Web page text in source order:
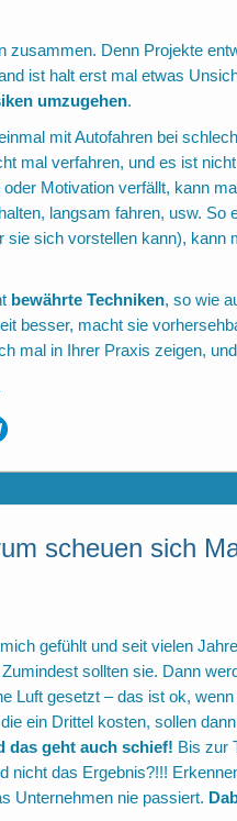
zusammen. Denn Projekte
ist halt erst mal etwas
umzugehen.
mit Autofahren bei
mal verfahren, und es ist
Motivation verfällt, kann
langsam fahren, usw. So
sich vorstellen kann), kann
bewährte Techniken, so wie
besser, macht sie
mal in Ihrer Praxis zeigen,
scheuen sich
gefühlt und seit vielen
sollten sie. Dann
Luft gesetzt – das ist ok,
ein Drittel kosten, sollen
das geht auch schief! Bis zur
nicht das Ergebnis?!!!
Unternehmen nie passiert.